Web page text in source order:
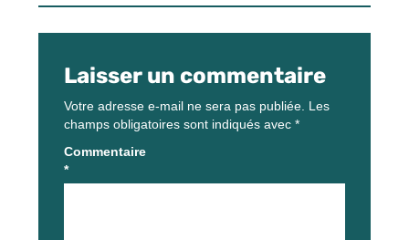
Laisser un commentaire
Votre adresse e-mail ne sera pas publiée. Les
champs obligatoires sont indiqués avec *
Commentaire
*